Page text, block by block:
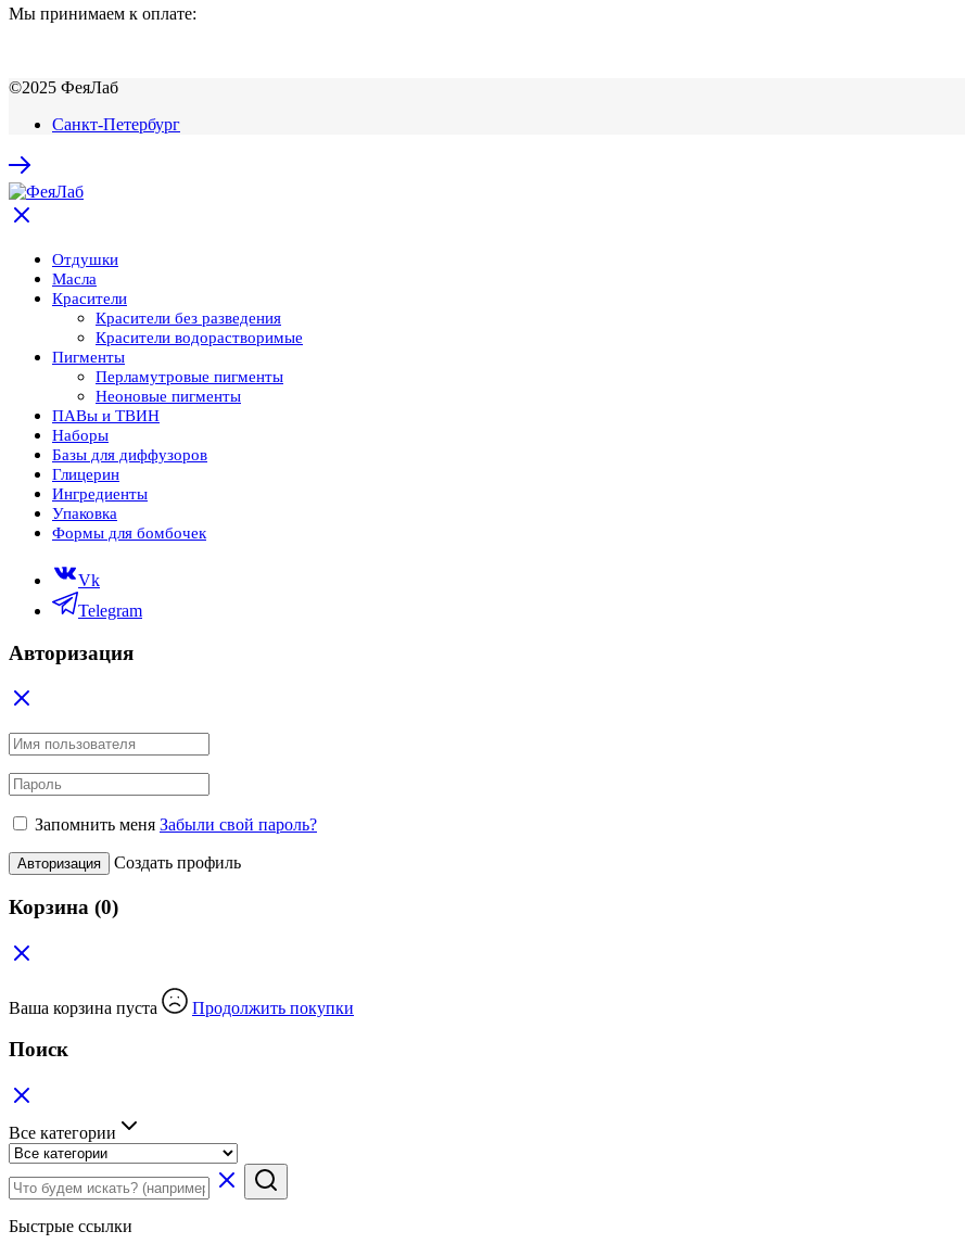
Мы принимаем к оплате:
©2025 ФеяЛаб
Санкт-Петербург
Отдушки
Масла
Красители
Красители без разведения
Красители водорастворимые
Пигменты
Перламутровые пигменты
Неоновые пигменты
ПАВы и ТВИН
Наборы
Базы для диффузоров
Глицерин
Ингредиенты
Упаковка
Формы для бомбочек
Vk
Telegram
Авторизация
Запомнить меня Забыли свой пароль?
Авторизация Создать профиль
Корзина (0)
Ваша корзина пуста Продолжить покупки
Поиск
Все категории
Быстрые ссылки